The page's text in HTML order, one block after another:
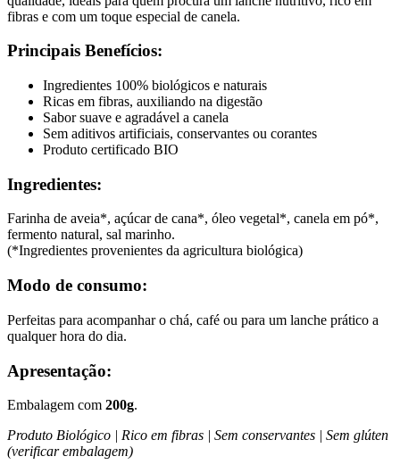
fibras e com um toque especial de canela.
Principais Benefícios:
Ingredientes 100% biológicos e naturais
Ricas em fibras, auxiliando na digestão
Sabor suave e agradável a canela
Sem aditivos artificiais, conservantes ou corantes
Produto certificado BIO
Ingredientes:
Farinha de aveia*, açúcar de cana*, óleo vegetal*, canela em pó*,
fermento natural, sal marinho.
(*Ingredientes provenientes da agricultura biológica)
Modo de consumo:
Perfeitas para acompanhar o chá, café ou para um lanche prático a
qualquer hora do dia.
Apresentação:
Embalagem com 200g.
Produto Biológico | Rico em fibras | Sem conservantes | Sem glúten
(verificar embalagem)